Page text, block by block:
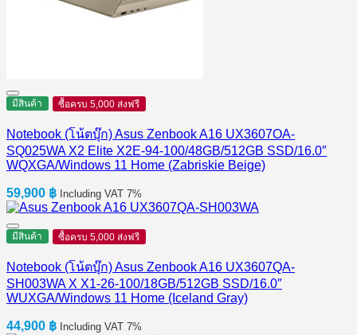
มีสินค้า ซื้อครบ 5,000 ส่งฟรี
Notebook (โน้ตบุ๊ก) Asus Zenbook A16 UX3607OA-
SQ025WA X2 Elite X2E-94-100/48GB/512GB SSD/16.0″
WQXGA/Windows 11 Home (Zabriskie Beige)
59,900 ฿ Including VAT 7%
มีสินค้า ซื้อครบ 5,000 ส่งฟรี
Notebook (โน้ตบุ๊ก) Asus Zenbook A16 UX3607QA-
SH003WA X X1-26-100/18GB/512GB SSD/16.0″
WUXGA/Windows 11 Home (Iceland Gray)
44,900 ฿ Including VAT 7%